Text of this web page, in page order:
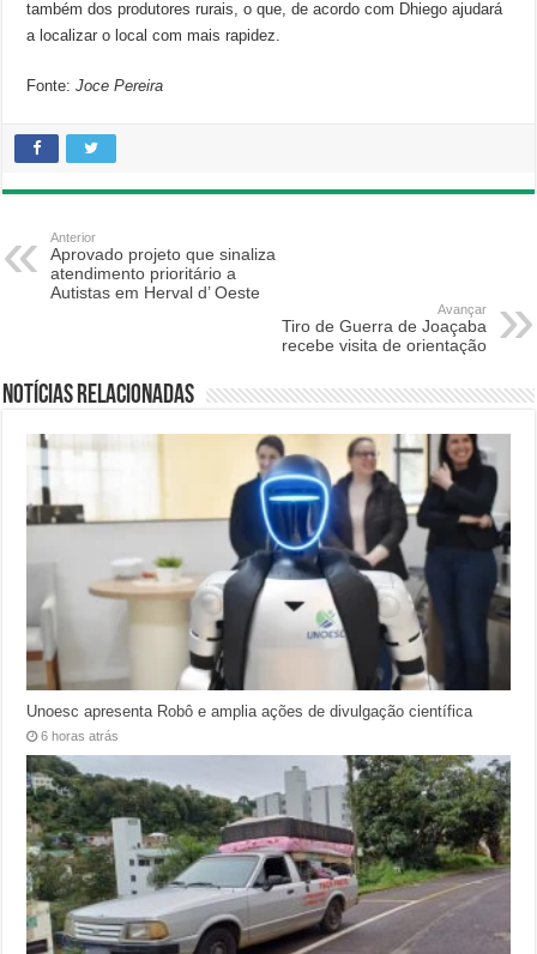
também dos produtores rurais, o que, de acordo com Dhiego ajudará
a localizar o local com mais rapidez.
Fonte:Joce Pereira
Anterior
Aprovado projeto que sinaliza
atendimento prioritário a
Autistas em Herval d’ Oeste
Avançar
Tiro de Guerra de Joaçaba
recebe visita de orientação
Notícias relacionadas
Unoesc apresenta Robô e amplia ações de divulgação científica
6 horas atrás